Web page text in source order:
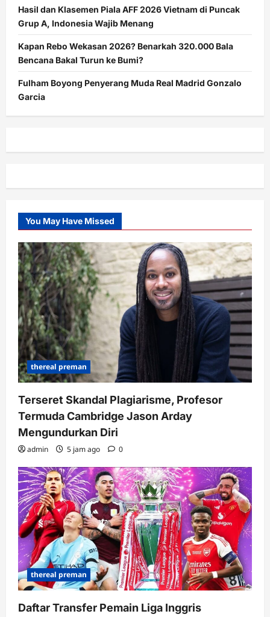
Hasil dan Klasemen Piala AFF 2026 Vietnam di Puncak
Grup A, Indonesia Wajib Menang
Kapan Rebo Wekasan 2026? Benarkah 320.000 Bala
Bencana Bakal Turun ke Bumi?
Fulham Boyong Penyerang Muda Real Madrid Gonzalo
Garcia
You May Have Missed
thereal preman
Terseret Skandal Plagiarisme, Profesor
Termuda Cambridge Jason Arday
Mengundurkan Diri
admin 5 jam ago 0
thereal preman
Daftar Transfer Pemain Liga Inggris